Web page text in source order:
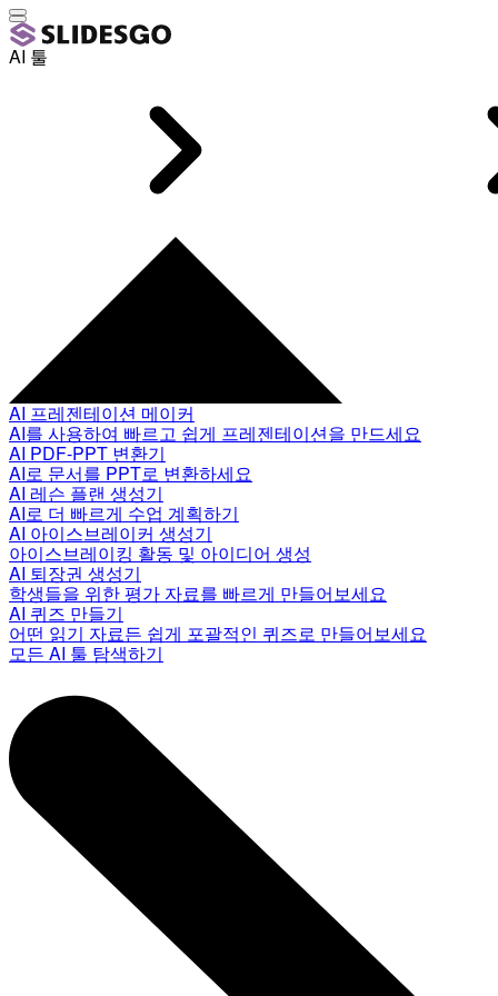
AI 툴
AI 프레젠테이션 메이커
AI를 사용하여 빠르고 쉽게 프레젠테이션을 만드세요
AI PDF-PPT 변환기
AI로 문서를 PPT로 변환하세요
AI 레슨 플랜 생성기
AI로 더 빠르게 수업 계획하기
AI 아이스브레이커 생성기
아이스브레이킹 활동 및 아이디어 생성
AI 퇴장권 생성기
학생들을 위한 평가 자료를 빠르게 만들어보세요
AI 퀴즈 만들기
어떤 읽기 자료든 쉽게 포괄적인 퀴즈로 만들어보세요
모든 AI 툴 탐색하기